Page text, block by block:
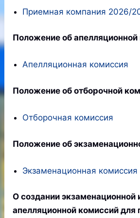
Приемная компания 2026/
Положение об
Апелляционная комиссия
Положение об отборочной
Отборочная комиссия
Положение об
Экзаменационная комиссия
О создании экзаменационной
апелляционной комиссий для